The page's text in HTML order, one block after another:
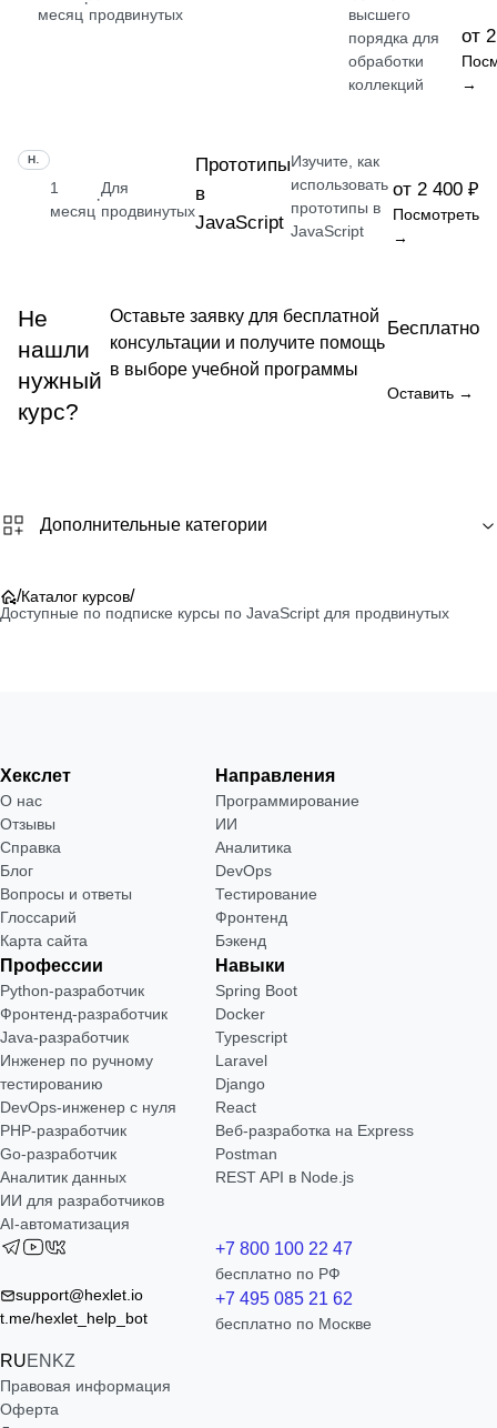
месяц продвинутых
высшего
порядка для
обработки
коллекций
от
→
1
месяц
·
Для
продвинутых
Прототипы
в
JavaScript
Изучите, как
использовать
прототипы в
JavaScript
от 2 400 ₽
Посмотреть
→
Не
нашли
нужный
курс?
Оставьте заявку для бесплатной
консультации и получите помощь
в выборе учебной программы
Бесплатно
Оставить →
Дополнительные категории
/Каталог курсов/
Доступные по подписке курсы по JavaScript для продвинутых
Хекслет
О нас
Отзывы
Справка
Блог
Вопросы и ответы
Глоссарий
Карта сайта
Направления
Программирование
ИИ
Аналитика
DevOps
Тестирование
Фронтенд
Бэкенд
Профессии
Python-разработчик
Фронтенд-разработчик
Java-разработчик
Инженер по ручному
тестированию
DevOps-инженер с нуля
РНР-разработчик
Go-разработчик
Аналитик данных
ИИ для разработчиков
AI-автоматизация
Навыки
Spring Boot
Docker
Typescript
Laravel
Django
React
Веб-разработка на Express
Postman
REST API в Node.js
support@hexlet.io
t.me/hexlet_help_bot
RUEN KZ
+7 800 100 22 47
бесплатно по РФ
+7 495 085 21 62
бесплатно по Москве
Правовая информация
Оферта